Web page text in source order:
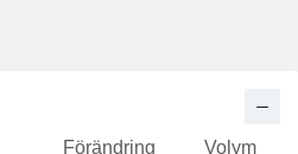
Förändring Volym